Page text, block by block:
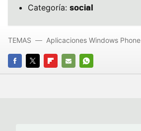
Categoría: social
FACEBOOK
TWITTERFLIPBOARD
E-
WHATSAPP
TEMAS Aplicaciones Windows Phone